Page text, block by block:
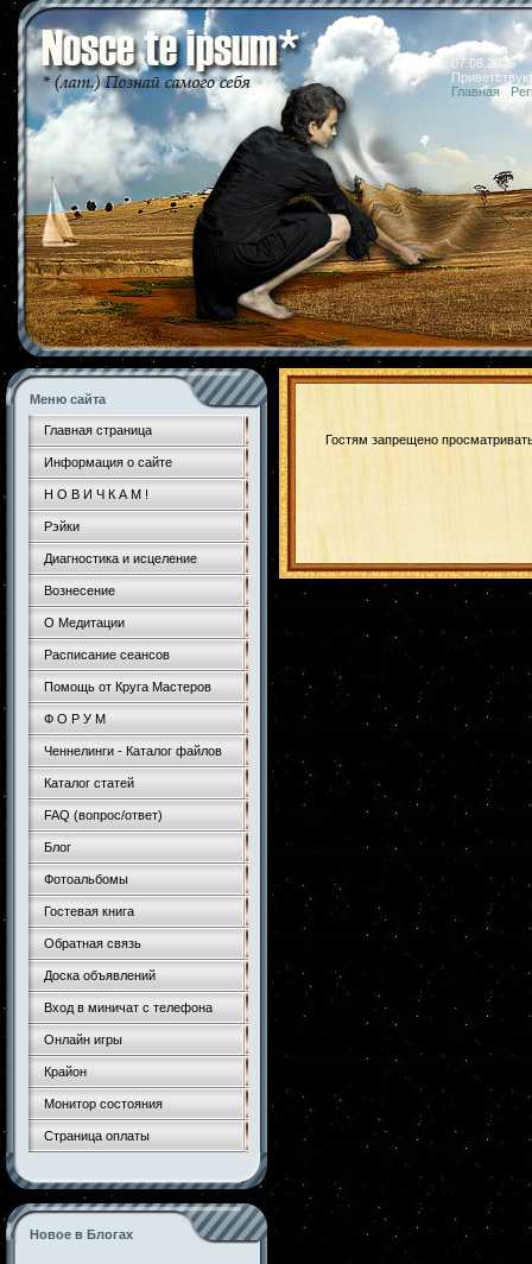
07.08.2026
Главная
Меню сайта
Главная страница
Информация о сайте
Н О В И Ч К А М !
Рэйки
Диагностика и исцеление
Вознесение
О Медитации
Расписание сеансов
Помощь от Круга Мастеров
Ф О Р У М
Ченнелинги - Каталог файлов
Каталог статей
FAQ (вопрос/ответ)
Блог
Фотоальбомы
Гостевая книга
Обратная связь
Доска объявлений
Вход в миничат с телефона
Онлайн игры
Крайон
Монитор состояния
Страница оплаты
Новое в Блогах
Гостям запрещено